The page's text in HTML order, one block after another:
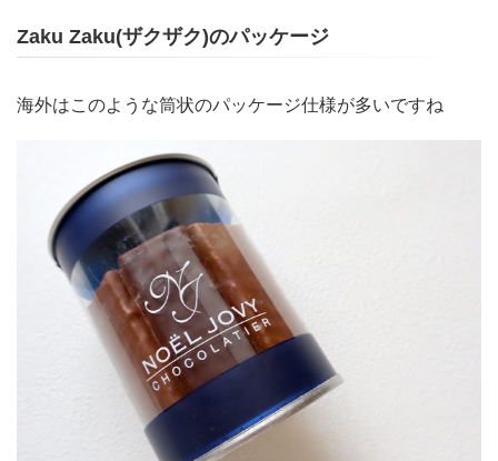
Zaku Zaku(ザクザク)のパッケージ
海外はこのような筒状のパッケージ仕様が多いですね